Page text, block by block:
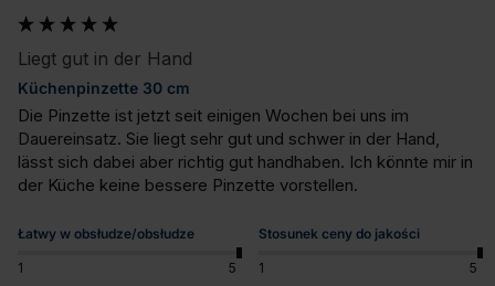
Liegt gut in der Hand
Küchenpinzette 30 cm
Die Pinzette ist jetzt seit einigen Wochen bei uns im
Dauereinsatz. Sie liegt sehr gut und schwer in der Hand,
lässt sich dabei aber richtig gut handhaben. Ich könnte mir in
der Küche keine bessere Pinzette vorstellen.
Łatwy w obsłudze/obsłudze
1 5
Stosunek ceny do jakości
1
5